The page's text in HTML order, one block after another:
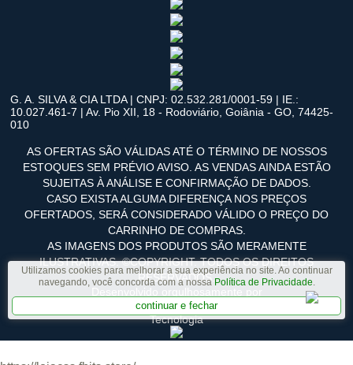
Utilizamos cookies para melhorar a sua experiência no site. Ao continuar
navegando, você concorda com a nossa Política de Privacidade.
continuar e fechar
G. A. SILVA & CIA LTDA | CNPJ: 02.532.281/0001-59 | IE.:
10.027.461-7 | Av. Pio XII, 18 - Rodoviário, Goiânia - GO, 74425-
010
AS OFERTAS SÃO VÁLIDAS ATÉ O TÉRMINO DE NOSSOS
ESTOQUES SEM PRÉVIO AVISO. AS VENDAS AINDA ESTÃO
SUJEITAS À ANÁLISE E CONFIRMAÇÃO DE DADOS.
CASO EXISTA ALGUMA DIFERENÇA NOS PREÇOS
OFERTADOS, SERÁ CONSIDERADO VÁLIDO O PREÇO DO
CARRINHO DE COMPRAS.
AS IMAGENS DOS PRODUTOS SÃO MERAMENTE
ILUSTRATIVAS. ©COPYRIGHT. TODOS OS DIREITOS
RESERVADOS.
Tecnologia